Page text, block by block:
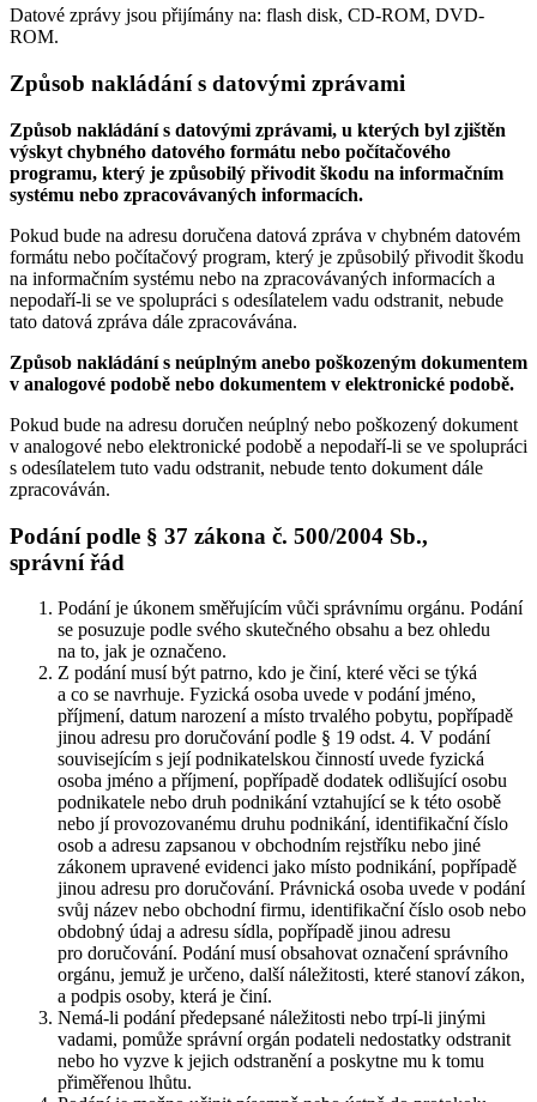
Datové zprávy jsou přijímány na: flash disk, CD-ROM, DVD-
ROM.
Způsob nakládání s datovými zprávami
Způsob nakládání s datovými zprávami, u kterých byl zjištěn
výskyt chybného datového formátu nebo počítačového
programu, který je způsobilý přivodit škodu na informačním
systému nebo zpracovávaných informacích.
Pokud bude na adresu doručena datová zpráva v chybném datovém
formátu nebo počítačový program, který je způsobilý přivodit škodu
na informačním systému nebo na zpracovávaných informacích a
nepodaří-li se ve spolupráci s odesílatelem vadu odstranit, nebude
tato datová zpráva dále zpracovávána.
Způsob nakládání s neúplným anebo poškozeným dokumentem
v analogové podobě nebo dokumentem v elektronické podobě.
Pokud bude na adresu doručen neúplný nebo poškozený dokument
v analogové nebo elektronické podobě a nepodaří-li se ve spolupráci
s odesílatelem tuto vadu odstranit, nebude tento dokument dále
zpracováván.
Podání podle § 37 zákona č. 500/2004 Sb.,
správní řád
Podání je úkonem směřujícím vůči správnímu orgánu. Podání
se posuzuje podle svého skutečného obsahu a bez ohledu
na to, jak je označeno.
Z podání musí být patrno, kdo je činí, které věci se týká
a co se navrhuje. Fyzická osoba uvede v podání jméno,
příjmení, datum narození a místo trvalého pobytu, popřípadě
jinou adresu pro doručování podle § 19 odst. 4. V podání
souvisejícím s její podnikatelskou činností uvede fyzická
osoba jméno a příjmení, popřípadě dodatek odlišující osobu
podnikatele nebo druh podnikání vztahující se k této osobě
nebo jí provozovanému druhu podnikání, identifikační číslo
osob a adresu zapsanou v obchodním rejstříku nebo jiné
zákonem upravené evidenci jako místo podnikání, popřípadě
jinou adresu pro doručování. Právnická osoba uvede v podání
svůj název nebo obchodní firmu, identifikační číslo osob nebo
obdobný údaj a adresu sídla, popřípadě jinou adresu
pro doručování. Podání musí obsahovat označení správního
orgánu, jemuž je určeno, další náležitosti, které stanoví zákon,
a podpis osoby, která je činí.
Nemá-li podání předepsané náležitosti nebo trpí-li jinými
vadami, pomůže správní orgán podateli nedostatky odstranit
nebo ho vyzve k jejich odstranění a poskytne mu k tomu
přiměřenou lhůtu.